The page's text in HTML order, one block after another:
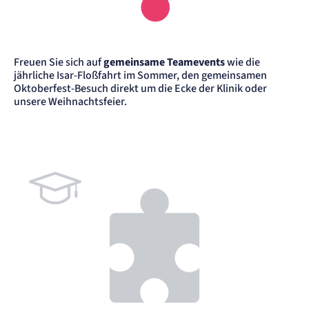
Freuen Sie sich aufgemeinsame Teameventswie die
jährliche Isar-Floßfahrt im Sommer, den gemeinsamen
Oktoberfest-Besuch direkt um die Ecke der Klinik oder
unsere Weihnachtsfeier.